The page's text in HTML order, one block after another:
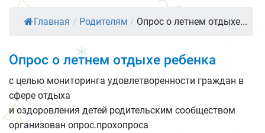
Главная / Родителям / Опрос о летнем отдыхе...
Опрос о летнем отдыхе ребенка
с целью мониторинга удовлетворенности граждан в
сфере отдыха
и оздоровления детей родительским сообществом
организован опрос.прохопроса